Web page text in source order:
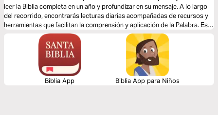
leer la Biblia completa en un año y profundizar en su mensaje. A lo largo
del recorrido, encontrarás lecturas diarias acompañadas de recursos y
herramientas que facilitan la comprensión y aplicación de la Palabra. Este
plan te invita a crecer espiritualmente, fortalecer tu fe y descubrir la
riqueza de la Biblia de manera clara, constante y accesible.
Biblia App Biblia App para Niños